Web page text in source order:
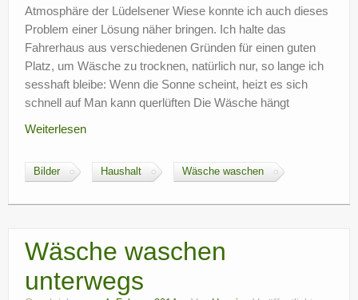
Atmosphäre der Lüdelsener Wiese konnte ich auch dieses
Problem einer Lösung näher bringen. Ich halte das
Fahrerhaus aus verschiedenen Gründen für einen guten
Platz, um Wäsche zu trocknen, natürlich nur, so lange ich
sesshaft bleibe: Wenn die Sonne scheint, heizt es sich
schnell auf Man kann querlüften Die Wäsche hängt
Weiterlesen
Bilder Haushalt Wäsche waschen
Wäsche waschen
unterwegs